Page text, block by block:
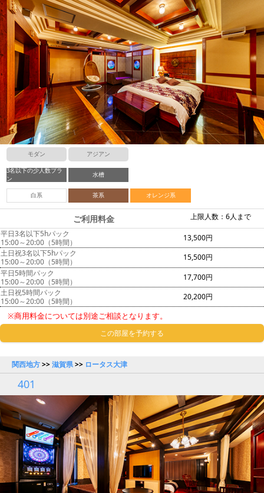
モダン アジアン
3名以下の少人数プラ
ン
水槽
白系 茶系 オレンジ系
上限人数：6人まで
ご利用料金
平日3名以下5hパック
15:00～20:00（5時間）
13,500円
土日祝3名以下5hパック
15:00～20:00（5時間）
15,500円
平日5時間パック
15:00～20:00（5時間）
17,700円
土日祝5時間パック
15:00～20:00（5時間）
20,200円
※商用料金については別途ご相談となります。
この部屋を予約する
関西地方>>滋賀県>> ロータス大津
401